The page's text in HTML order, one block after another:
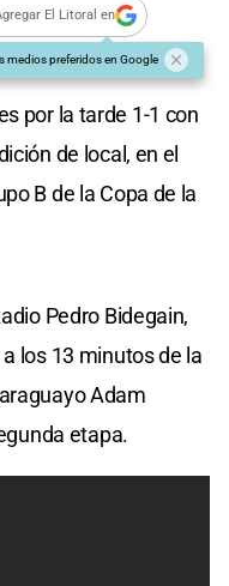
El Litoral en
medios preferidos en Google
por la tarde 1-1 con
de local, en el
B de la Copa de la
Pedro Bidegain,
los 13 minutos de la
Adam
etapa.